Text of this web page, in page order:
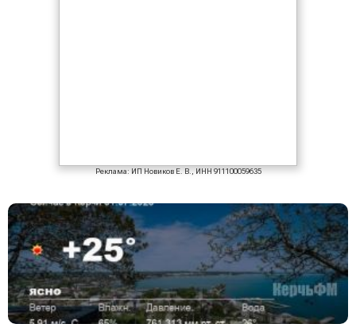
Реклама: ИП Новиков Е. В., ИНН 911100059635